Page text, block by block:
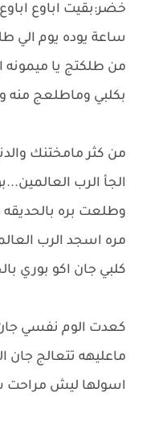
خضر:بقيت اباوع
ساعة يوده يوم الي
من طلكتج يا ميمونه
بكلبي وماطلعج منه
من كثر مامختنك
الجأ الرب
وطلعت بره
مره اسجد الرب
كلبي جان اكو بوري
كعدت الوم نفسي
ماعليهه تتعالج
اسولها ليش مراحت